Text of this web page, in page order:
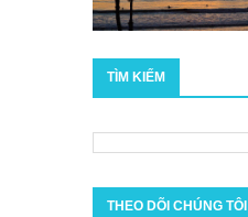
TÌM KIẾM
THEO DÕI CHÚNG TÔI